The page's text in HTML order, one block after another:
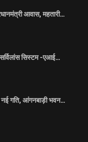
आवास, महतारी…
सिस्टम -एआई…
नई गति, आंगनबाड़ी भवन…